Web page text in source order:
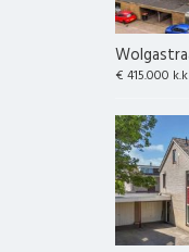
€ 415.000 k.k